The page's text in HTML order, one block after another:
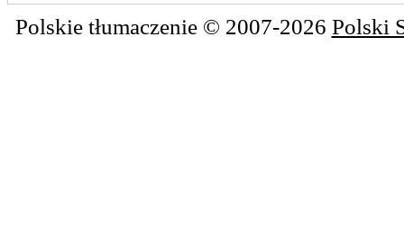
Polskie tłumaczenie © 2007-2026 Polski